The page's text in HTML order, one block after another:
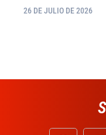
26 DE JULIO DE 2026